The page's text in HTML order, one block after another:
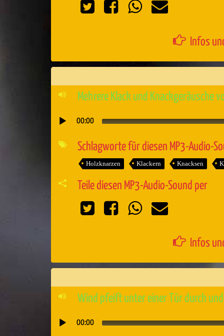
Infos
Mehrere Klack und Knackgeräusche
Audio-
Player
00:00
Schlagworte für diesen MP3-Audio-
Holzknarzen Klackern Knacksen
Teile diesen MP3-Audio-Sound per
Infos
Wind pfeift unter einer Tür durch
Audio-
00:00